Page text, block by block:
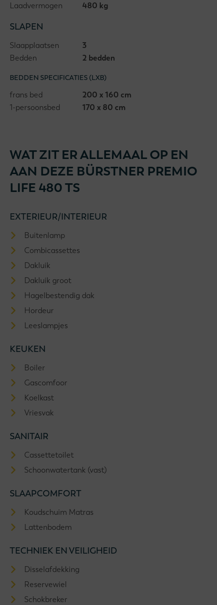
Laadvermogen
480 kg
SLAPEN
Slaapplaatsen
3
Bedden
2 bedden
BEDDEN SPECIFICATIES (LXB)
frans bed
200 x 160 cm
1-persoonsbed
170 x 80 cm
WAT ZIT ER ALLEMAAL OP EN
AAN DEZE BÜRSTNER PREMIO
LIFE 480 TS
EXTERIEUR/INTERIEUR
Buitenlamp
Combicassettes
Dakluik
Dakluik groot
Hagelbestendig dak
Hordeur
Leeslampjes
KEUKEN
Boiler
Gascomfoor
Koelkast
Vriesvak
SANITAIR
Cassettetoilet
Schoonwatertank (vast)
SLAAPCOMFORT
Koudschuim Matras
Lattenbodem
TECHNIEK EN VEILIGHEID
Disselafdekking
Reservewiel
Schokbreker